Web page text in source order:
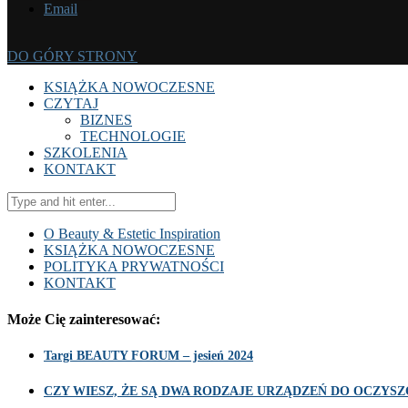
Email
DO GÓRY STRONY
KSIĄŻKA NOWOCZESNE
CZYTAJ
BIZNES
TECHNOLOGIE
SZKOLENIA
KONTAKT
O Beauty & Estetic Inspiration
KSIĄŻKA NOWOCZESNE
POLITYKA PRYWATNOŚCI
KONTAKT
Może Cię zainteresować:
Targi BEAUTY FORUM – jesień 2024
CZY WIESZ, ŻE SĄ DWA RODZAJE URZĄDZEŃ DO